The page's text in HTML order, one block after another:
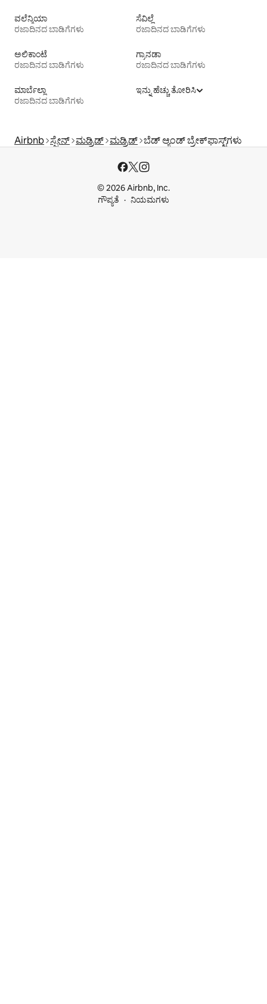
ವಲೆನ್ಶಿಯಾ
ರಜಾದಿನದ ಬಾಡಿಗೆಗಳು
ಸೆವಿಲ್ಲೆ
ರಜಾದಿನದ ಬಾಡಿಗೆಗಳು
ಅಲಿಕಾಂಟೆ
ರಜಾದಿನದ ಬಾಡಿಗೆಗಳು
ಗ್ರಾನಡಾ
ರಜಾದಿನದ ಬಾಡಿಗೆಗಳು
ಮಾರ್ಬೆಲ್ಲಾ
ರಜಾದಿನದ ಬಾಡಿಗೆಗಳು
ಇನ್ನು ಹೆಚ್ಚು ತೋರಿಸಿ
Airbnb ಸ್ಪೇನ್ ಮಡ್ರಿಡ್ ಮಡ್ರಿಡ್ ಬೆಡ್ ಆ್ಯಂಡ್ ಬ್ರೇಕ್‌ಫಾಸ್ಟ್‌ಗಳು
© 2026 Airbnb, Inc.
ಗೌಪ್ಯತೆ
ನಿಯಮಗಳು